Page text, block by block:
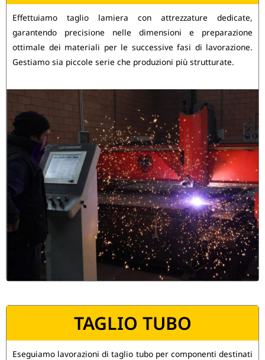
Effettuiamo taglio lamiera con attrezzature dedicate,
garantendo precisione nelle dimensioni e preparazione
ottimale dei materiali per le successive fasi di lavorazione.
Gestiamo sia piccole serie che produzioni più strutturate.
TAGLIO TUBO
Eseguiamo lavorazioni di taglio tubo per componenti destinati